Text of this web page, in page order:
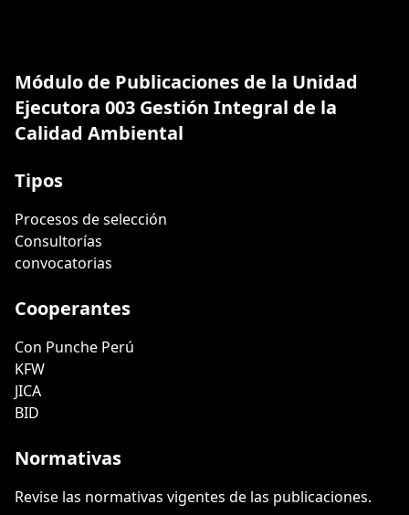
Módulo de Publicaciones de la Unidad
Ejecutora 003 Gestión Integral de la
Calidad Ambiental
Tipos
Procesos de selección
Consultorías
convocatorias
Cooperantes
Con Punche Perú
KFW
JICA
BID
Normativas
Revise las normativas vigentes de las publicaciones.